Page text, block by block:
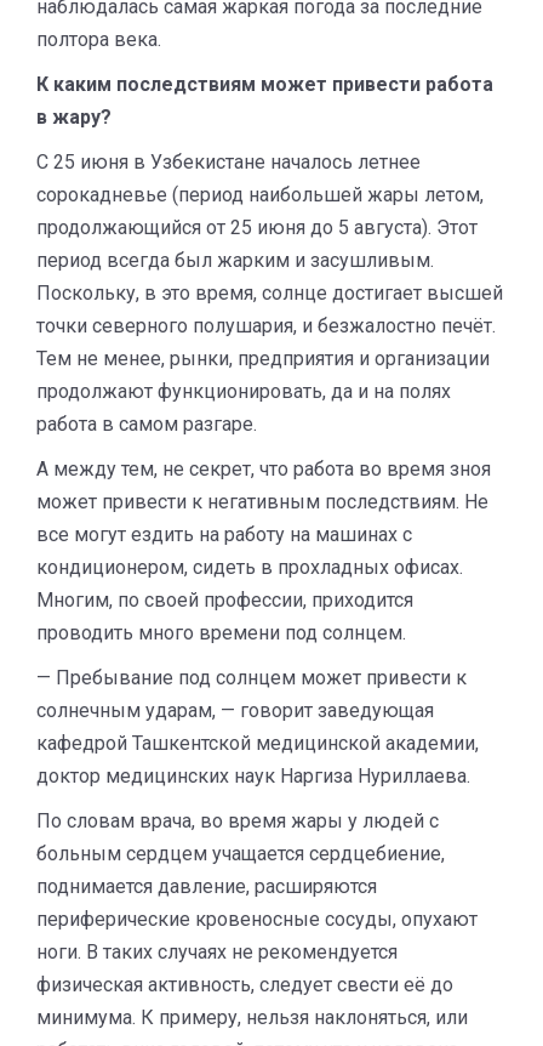
наблюдалась самая жаркая погода за последние
полтора века.
К каким последствиям может привести работа
в жару?
С 25 июня в Узбекистане началось летнее
сорокадневье (период наибольшей жары летом,
продолжающийся от 25 июня до 5 августа). Этот
период всегда был жарким и засушливым.
Поскольку, в это время, солнце достигает высшей
точки северного полушария, и безжалостно печёт.
Тем не менее, рынки, предприятия и организации
продолжают функционировать, да и на полях
работа в самом разгаре.
А между тем, не секрет, что работа во время зноя
может привести к негативным последствиям. Не
все могут ездить на работу на машинах с
кондиционером, сидеть в прохладных офисах.
Многим, по своей профессии, приходится
проводить много времени под солнцем.
— Пребывание под солнцем может привести к
солнечным ударам, — говорит заведующая
кафедрой Ташкентской медицинской академии,
доктор медицинских наук Наргиза Нуриллаева.
По словам врача, во время жары у людей с
больным сердцем учащается сердцебиение,
поднимается давление, расширяются
периферические кровеносные сосуды, опухают
ноги. В таких случаях не рекомендуется
физическая активность, следует свести её до
минимума. К примеру, нельзя наклоняться, или